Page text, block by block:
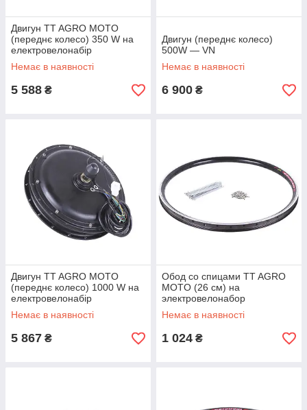
Двигун TT AGRO MOTO
(переднє колесо) 350 W на
електровелонабір
Немає в наявності
5 588 ₴
Двигун (переднє колесо)
500W — VN
Немає в наявності
6 900 ₴
Двигун TT AGRO MOTO
(переднє колесо) 1000 W на
електровелонабір
Немає в наявності
5 867 ₴
Обод со спицами TT AGRO
MOTO (26 см) на
электровелонабор
Немає в наявності
1 024 ₴